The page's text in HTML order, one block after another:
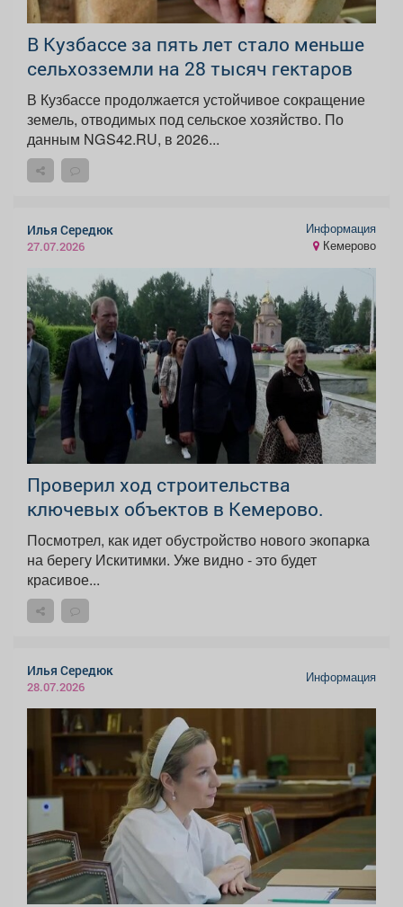
В Кузбассе за пять лет стало меньше
сельхозземли на 28 тысяч гектаров
В Кузбассе продолжается устойчивое сокращение
земель, отводимых под сельское хозяйство. По
данным NGS42.RU, в 2026...
Илья Середюк
27.07.2026
Информация
Кемерово
Проверил ход строительства
ключевых объектов в Кемерово.
Посмотрел, как идет обустройство нового экопарка
на берегу Искитимки. Уже видно - это будет
красивое...
Илья Середюк
28.07.2026
Информация